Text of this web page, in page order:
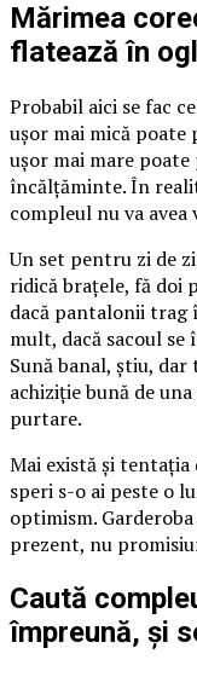
Mărimea
flatează în
Probabil aici se fac
ușor mai mică poate
ușor mai mare poate
încălțăminte. În
compleul nu va
Un set pentru zi de
ridică brațele, fă doi
dacă pantalonii trag
mult, dacă sacoul
Sună banal, știu,
achiziție bună de
purtare.
Mai există și
speri s-o ai peste o
optimism.
prezent, nu
Caută
împreună, și